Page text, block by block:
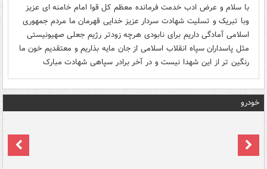
با سلام و عرض ادب خدمت فرمانده معظم کل قوا امام خامنه ای عزیز
وبا تبریک و تسلیت شهادت سردار عزیز خدایی قهرمان ما مردم جمهوری
اسلامی آمادگی داریم برای نابودی هرچه زودتر رژیم جعلی صهیونیستی
مثل پاسداران سپاه انقلاب اسلامی از جان مایه بذاریم و معتقدیم خون ما
رنگین تر از این شهدا نیست و در آخر برادر سپاهی شهادت مبارک
خودرو